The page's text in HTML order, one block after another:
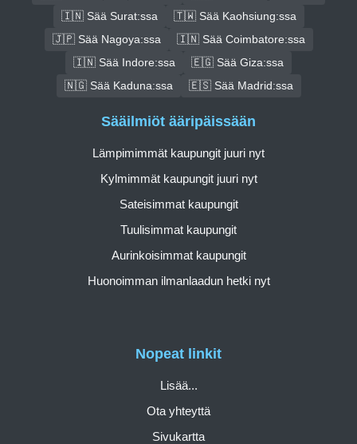
🇮🇳 Sää Surat:ssa
🇹🇼 Sää Kaohsiung:ssa
🇯🇵 Sää Nagoya:ssa
🇮🇳 Sää Coimbatore:ssa
🇮🇳 Sää Indore:ssa
🇪🇬 Sää Giza:ssa
🇳🇬 Sää Kaduna:ssa
🇪🇸 Sää Madrid:ssa
Nopeat linkit
Lisää...
Ota yhteyttä
Sivukartta
Sääilmiöt ääripäissään
Lämpimimmät kaupungit juuri nyt
Kylmimmät kaupungit juuri nyt
Sateisimmat kaupungit
Tuulisimmat kaupungit
Aurinkoisimmat kaupungit
Huonoimman ilmanlaadun hetki nyt